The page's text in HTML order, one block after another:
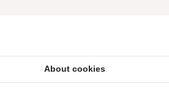
About cookies